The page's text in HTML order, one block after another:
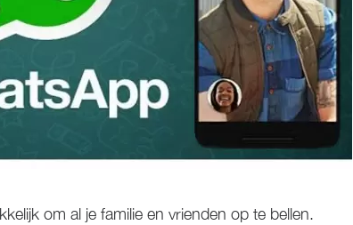
om al je familie en vrienden op te bellen.